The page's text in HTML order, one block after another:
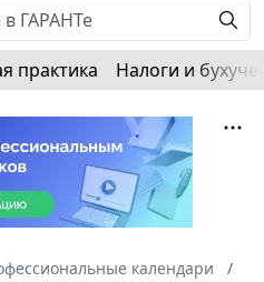
практика Налоги и
календари